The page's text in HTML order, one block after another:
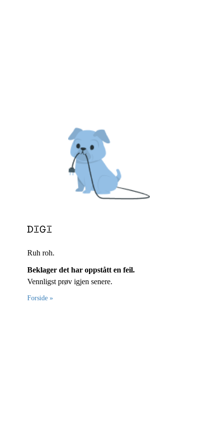
Ruh roh.
Beklager det har oppstått en feil.
Vennligst prøv igjen senere.
Forside »